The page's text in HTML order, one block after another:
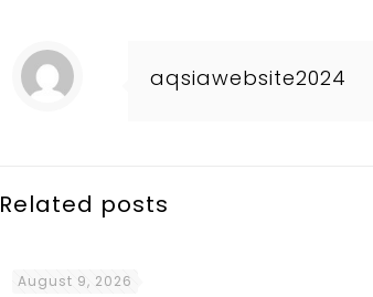
aqsiawebsite2024
Related posts
August 9, 2026